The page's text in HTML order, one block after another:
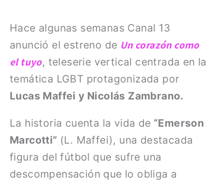
Hace algunas semanas Canal 13
anunció el estreno de Un corazón como
el tuyo, teleserie vertical centrada en la
temática LGBT protagonizada por
Lucas Maffei y Nicolás Zambrano.
La historia cuenta la vida de “Emerson
Marcotti” (L. Maffei), una destacada
figura del fútbol que sufre una
descompensación que lo obliga a